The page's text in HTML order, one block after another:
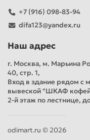
+7 (916) 098-83-94
difa123@yandex.ru
Наш адрес
г. Москва, м. Марьина
40, стр. 1,
Вход в здание рядом с
вывеской "ШКАФ
2-й этаж по лестнице,
odimart.ru © 2026